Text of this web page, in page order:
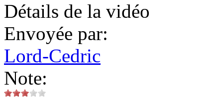
Détails de la vidéo
Envoyée par:
Lord-Cedric
Note: